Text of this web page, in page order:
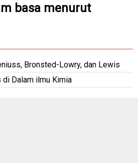
basa menurut
Bronsted-Lowry, dan Lewis
Dalam ilmu Kimia